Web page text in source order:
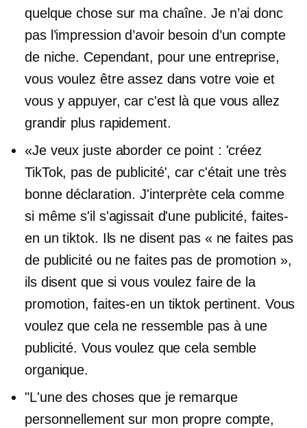
quelque chose sur ma chaîne. Je n’ai donc
pas l’impression d’avoir besoin d’un compte
de niche. Cependant, pour une entreprise,
vous voulez être assez dans votre voie et
vous y appuyer, car c'est là que vous allez
grandir plus rapidement.
«Je veux juste aborder ce point : 'créez
TikTok, pas de publicité', car c'était une très
bonne déclaration. J'interprète cela comme
si même s'il s'agissait d'une publicité, faites-
en un tiktok. Ils ne disent pas « ne faites pas
de publicité ou ne faites pas de promotion »,
ils disent que si vous voulez faire de la
promotion, faites-en un tiktok pertinent. Vous
voulez que cela ne ressemble pas à une
publicité. Vous voulez que cela semble
organique.
"L'une des choses que je remarque
personnellement sur mon propre compte,